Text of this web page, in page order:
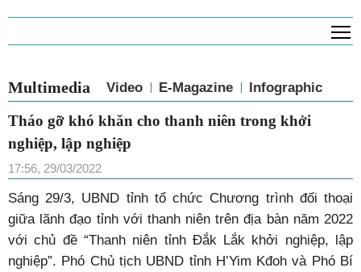
Multimedia Video E-Magazine Infographic
Tháo gỡ khó khăn cho thanh niên trong khởi
nghiệp, lập nghiệp
17:56, 29/03/2022
Sáng 29/3, UBND tỉnh tổ chức Chương trình đối thoại
giữa lãnh đạo tỉnh với thanh niên trên địa bàn năm 2022
với chủ đề “Thanh niên tỉnh Đắk Lắk khởi nghiệp, lập
nghiệp”. Phó Chủ tịch UBND tỉnh H’Yim Kđoh và Phó Bí